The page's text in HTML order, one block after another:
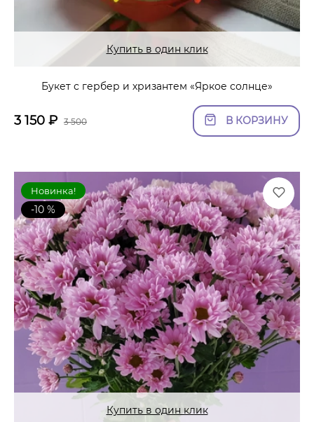
Купить в один клик
Букет с гербер и хризантем «Яркое солнце»
3 150 ₽ 3 500 В КОРЗИНУ
Новинка!
-10 %
Купить в один клик